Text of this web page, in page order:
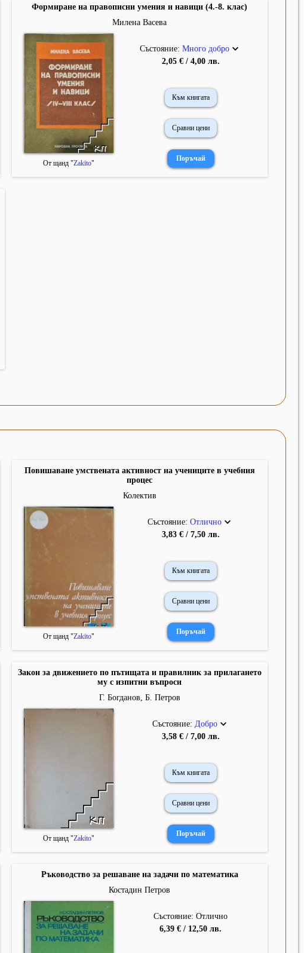
Формиране на правописни умения и навици (4.-8. клас)
Милена Васева
От щанд "Zakito"
Състояние:Много добро
2,05 € / 4,00 лв.
Към книгата
Сравни цени
Повишаване умствената активност на учениците в учебния
процес
Колектив
От щанд "Zakito"
Състояние:Отлично
3,83 € / 7,50 лв.
Към книгата
Сравни цени
Закон за движението по пътищата и правилник за прилагането
му с изпитни въпроси
Г. Богданов, Б. Петров
От щанд "Zakito"
Състояние: Добро
3,58 € / 7,00 лв.
Към книгата
Сравни цени
Ръководство за решаване на задачи по математика
Костадин Петров
Състояние: Отлично
6,39 € / 12,50 лв.